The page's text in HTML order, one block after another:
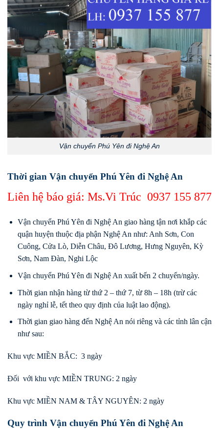
Vận chuyển Phú Yên đi Nghệ An
Thời gian Vận chuyển Phú Yên đi Nghệ An
Liên hệ báo giá: Ms.Vi Trúc 0937 155 877
Vận chuyển Phú Yên đi Nghệ An giao hàng tận nơi khắp các
quận huyện thuộc địa phận Nghệ An như: Anh Sơn, Con
Cuông, Cửa Lò, Diễn Châu, Đô Lương, Hưng Nguyên, Kỳ
Sơn, Nam Đàn, Nghi Lộc
Vận chuyển Phú Yên đi Nghệ An xuất bến 2 chuyến/ngày.
Thời gian nhận hàng từ thứ 2 – thứ 7, từ 8h – 18h (trừ các
ngày nghỉ lễ, tết theo quy định của luật lao động).
Thời gian giao hàng đến Nghệ An nói riêng và các tỉnh lân cận
như sau:
Khu vực MIỀN BẮC: 3 ngày
Đối với khu vực MIỀN TRUNG: 2 ngày
Khu vực MIỀN NAM & TÂY NGUYÊN: 2 ngày
Quy trình Vận chuyển Phú Yên đi Nghệ An